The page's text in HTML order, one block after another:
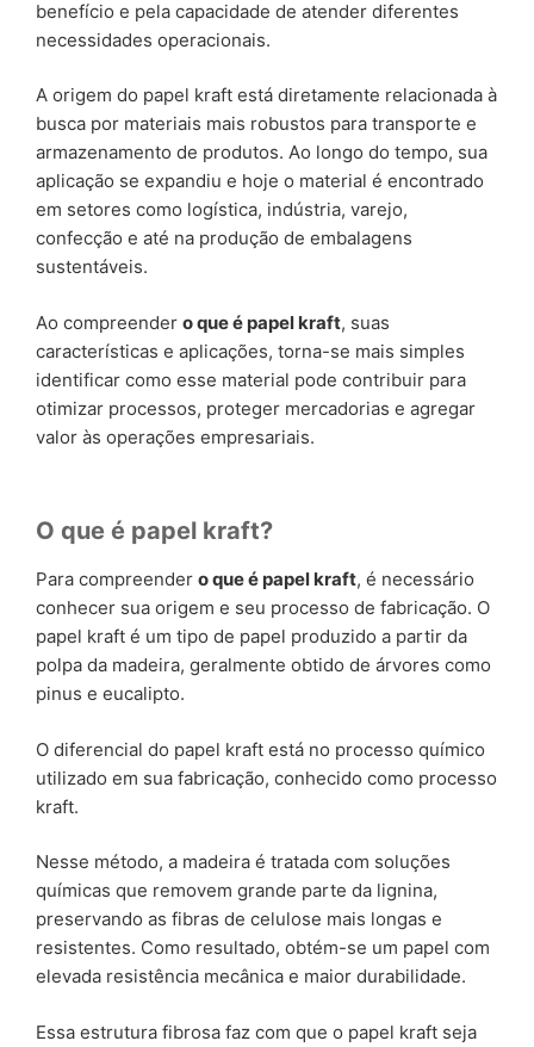
benefício e pela capacidade de atender diferentes
necessidades operacionais.
A origem do papel kraft está diretamente relacionada à
busca por materiais mais robustos para transporte e
armazenamento de produtos. Ao longo do tempo, sua
aplicação se expandiu e hoje o material é encontrado
em setores como logística, indústria, varejo,
confecção e até na produção de embalagens
sustentáveis.
Ao compreender o que é papel kraft, suas
características e aplicações, torna-se mais simples
identificar como esse material pode contribuir para
otimizar processos, proteger mercadorias e agregar
valor às operações empresariais.
O que é papel kraft?
Para compreender o que é papel kraft, é necessário
conhecer sua origem e seu processo de fabricação. O
papel kraft é um tipo de papel produzido a partir da
polpa da madeira, geralmente obtido de árvores como
pinus e eucalipto.
O diferencial do papel kraft está no processo químico
utilizado em sua fabricação, conhecido como processo
kraft.
Nesse método, a madeira é tratada com soluções
químicas que removem grande parte da lignina,
preservando as fibras de celulose mais longas e
resistentes. Como resultado, obtém-se um papel com
elevada resistência mecânica e maior durabilidade.
Essa estrutura fibrosa faz com que o papel kraft seja